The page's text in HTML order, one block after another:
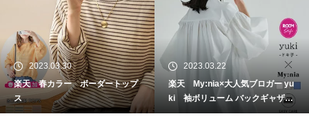
2023.03.30
楽天 春カラー ボーダートップ
ス
2023.03.22
楽天 My:nia×大人気ブロガー yu
ki 袖ボリューム バックギャザー
シャツ